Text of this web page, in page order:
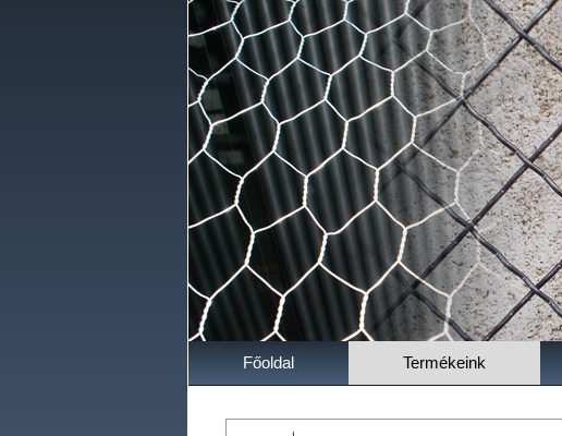
Főoldal Termékeink